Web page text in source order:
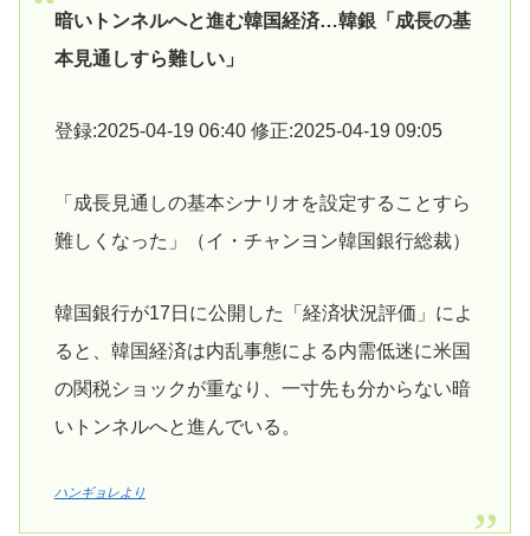
暗いトンネルへと進む韓国経済…韓銀「成長の基
本見通しすら難しい」
登録:2025-04-19 06:40 修正:2025-04-19 09:05
「成長見通しの基本シナリオを設定することすら
難しくなった」（イ・チャンヨン韓国銀行総裁）
韓国銀行が17日に公開した「経済状況評価」によ
ると、韓国経済は内乱事態による内需低迷に米国
の関税ショックが重なり、一寸先も分からない暗
いトンネルへと進んでいる。
ハンギョレより